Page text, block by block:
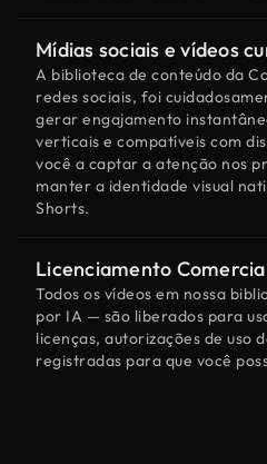
Mídias sociais e vídeos
A biblioteca de conteúdo da
redes sociais, foi
gerar engajamento
verticais e compatíveis com
você a captar a atenção nos
manter a identidade visual
Shorts.
Licenciamento
Todos os vídeos em nossa
por IA — são liberados para
licenças, autorizações de uso
registradas para que você